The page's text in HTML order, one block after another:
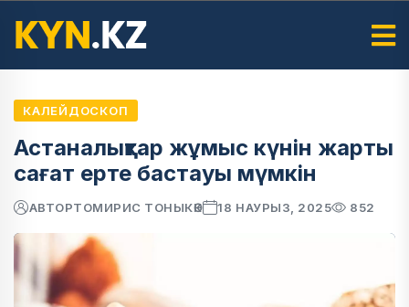
КАЛЕЙДОСКОП
Астаналықтар жұмыс күнін жарты
сағат ерте бастауы мүмкін
АВТОРТОМИРИС ТОНЫКӨК 18 НАУРЫЗ, 2025 852